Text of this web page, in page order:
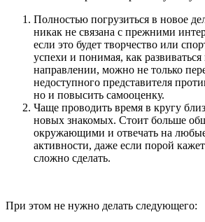
Полностью погрузиться в новое
никак не связана с прежними
если это будет творчество или
успехи и понимая, как
направлении, можно не только
недоступного представителя
но и повысить самооценку.
Чаще проводить время в кругу
новых знакомых. Стоит больше
окружающими и отвечать на
активности, даже если порой
сложно сделать.
При этом не нужно делать следующего: